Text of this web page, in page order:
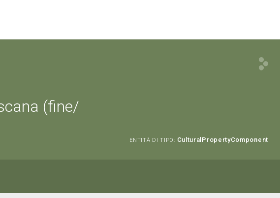
(fine/
ENTITÀ DI TIPO: CulturalPropertyComponent